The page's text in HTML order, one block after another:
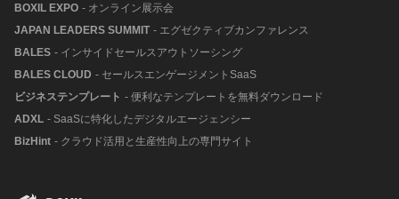
BOXIL EXPO - オンライン展示会
JAPAN LEADERS SUMMIT - エグゼクティブカンファレンス
BALES - インサイドセールスアウトソーシング
BALES CLOUD - セールスエンゲージメントSaaS
ビジネステンプレート - 便利なテンプレートを無料ダウンロード
ADXL - SaaSに特化したデジタルエージェンシー
BizHint - クラウド活用と生産性向上の専門サイト